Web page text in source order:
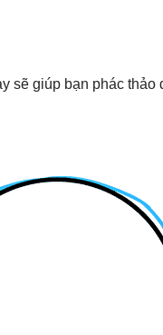
sẽ giúp bạn phác thảo